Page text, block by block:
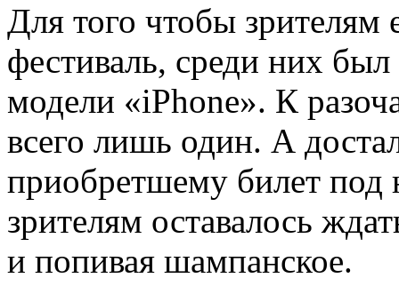
Для того чтобы зрителям
фестиваль, среди них
модели «iPhone». К
всего лишь один. А
приобретшему билет
зрителям оставалось
и попивая шампанское.